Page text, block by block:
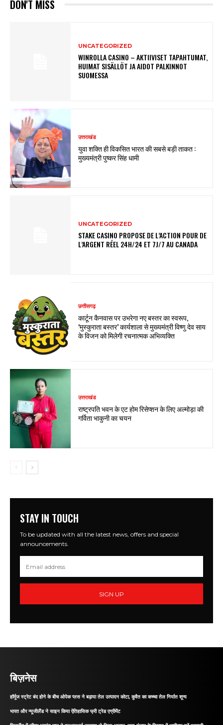
DON'T MISS
UNCATEGORIZED
WINROLLA CASINO – AKTIIVISET TAPAHTUMAT,
HUIMAT SISÄLLÖT JA AIDOT PALKINNOT
SUOMESSA
उत्तराखंड
युवा शक्ति ही विकसित भारत की सबसे बड़ी ताकत :
मुख्यमंत्री पुष्कर सिंह धामी
UNCATEGORIZED
STAKE CASINO PROPOSE DE L’ACTION POUR DE
L’ARGENT RÉEL 24H/24 ET 7J/7 AU CANADA
छत्तीसगढ़
कार्टून कैनवास पर उभरेगा नए बस्तर का स्वरूप,
‘मुस्कुराता बस्तर’ कार्यशाला से मुख्यमंत्री विष्णु देव साय
के विजन को मिलेगी रचनात्मक अभिव्यक्ति
उत्तराखंड
राष्ट्रपति भवन के एट होम रिसेप्शन के लिए अल्मोड़ा की
गर्विता भाकुनी का चयन
STAY IN TOUCH
To be updated with all the latest news, offers and special
announcements.
SIGN UP
बिज़नेस
हॉर्मुज स्ट्रेट बंद होने के बीच ओपेक प्लस ने बढ़ाया तेल उत्पादन कोटा, कुवैत का कच्चा तेल निर्यात शून्य
भारत और न्यूजीलैंड ने साइन किया ऐतिहासिक फ्री ट्रेड एग्रीमेंट